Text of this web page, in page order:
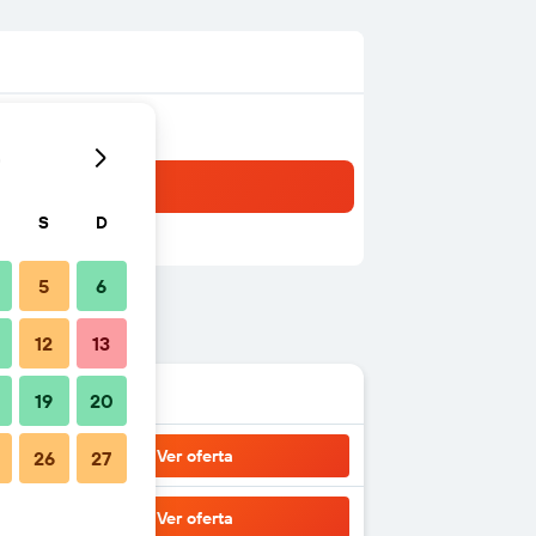
Ver oferta
Ver oferta
S D
5 6
12 13
19 20
26 27